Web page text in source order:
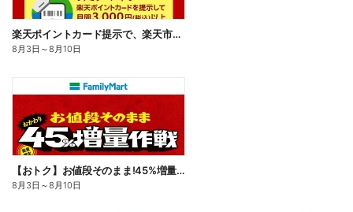
楽天ポイントカード提示で、楽天市場でのお買い物がおトクに!
8月3日 ～8月10日
【おトク】お値段そのまま!45%増量作戦!
8月3日 ～8月10日